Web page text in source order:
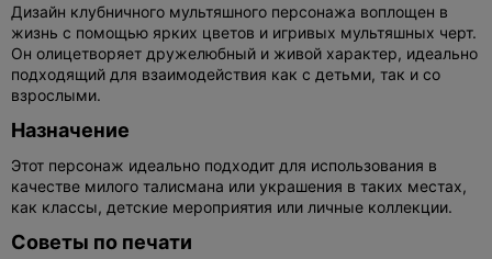
Дизайн клубничного мультяшного персонажа воплощен в
жизнь с помощью ярких цветов и игривых мультяшных черт.
Он олицетворяет дружелюбный и живой характер, идеально
подходящий для взаимодействия как с детьми, так и со
взрослыми.
Назначение
Этот персонаж идеально подходит для использования в
качестве милого талисмана или украшения в таких местах,
как классы, детские мероприятия или личные коллекции.
Советы по печати